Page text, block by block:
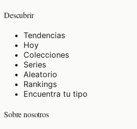
Descubrir
Tendencias
Hoy
Colecciones
Series
Aleatorio
Rankings
Encuentra tu tipo
Sobre nosotros